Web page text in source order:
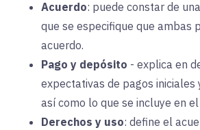
Acuerdo: puede constar de
que se especifique que ambas
acuerdo.
Pago y depósito - explica en
expectativas de pagos iniciales
así como lo que se incluye en
Derechos y uso: define el